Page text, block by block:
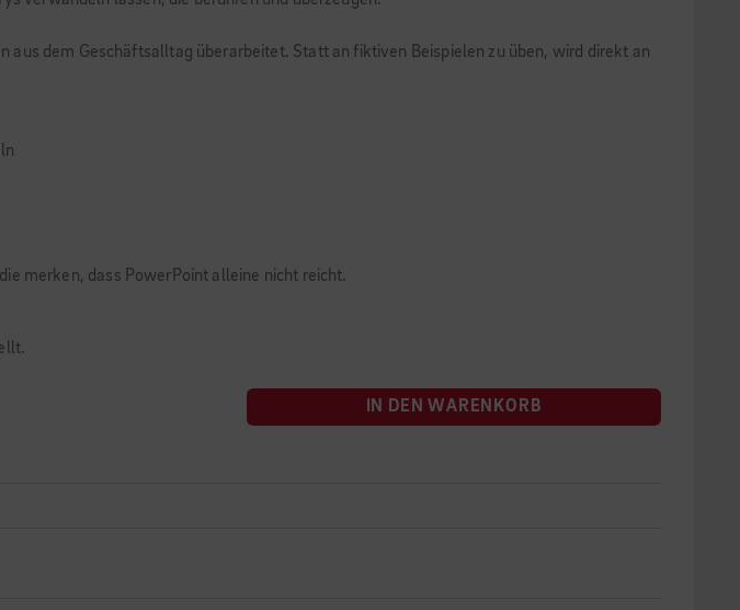
aus dem Geschäftsalltag überarbeitet. Statt an fiktiven Beispielen zu üben, wird direkt an
merken, dass PowerPoint alleine nicht reicht.
IN DEN WARENKORB